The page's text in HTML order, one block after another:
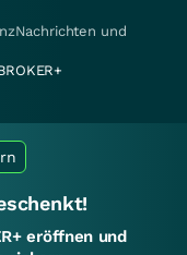
und
eröffnen und